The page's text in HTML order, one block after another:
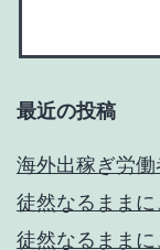
最近の投稿
海外出稼ぎ労働
徒然なるまま
徒然なるまま